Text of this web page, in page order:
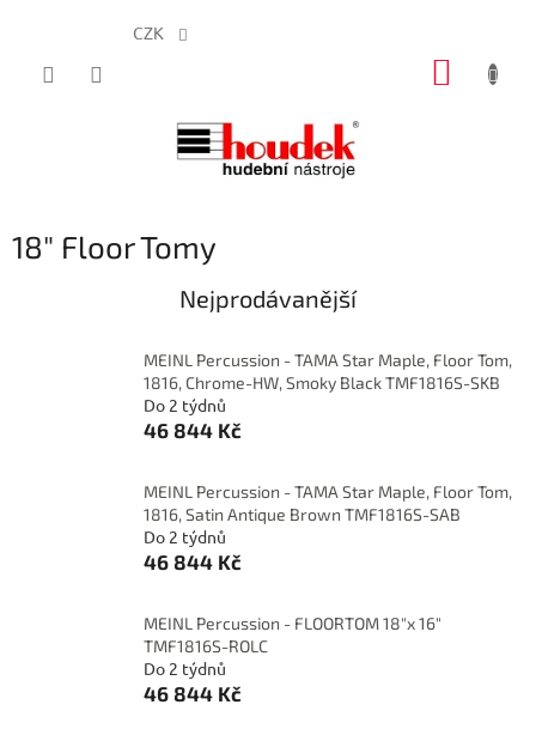
CZK
18" Floor Tomy
Nejprodávanější
MEINL Percussion - TAMA Star Maple, Floor Tom,
1816, Chrome-HW, Smoky Black TMF1816S-SKB
Do 2 týdnů
46 844 Kč
MEINL Percussion - TAMA Star Maple, Floor Tom,
1816, Satin Antique Brown TMF1816S-SAB
Do 2 týdnů
46 844 Kč
MEINL Percussion - FLOORTOM 18"x 16"
TMF1816S-ROLC
Do 2 týdnů
46 844 Kč